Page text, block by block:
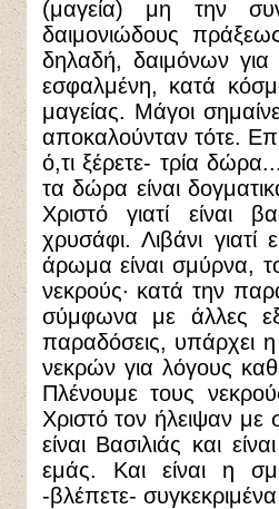
(μαγεία) μη την
δαιμονιώδους
δηλαδή, δαιμόνων
εσφαλμένη, κατά
μαγείας. Μάγοι
αποκαλούνταν τότε.
ό,τι ξέρετε- τρία
τα δώρα είναι
Χριστό γιατί είναι
χρυσάφι. Λιβάνι
άρωμα είναι σμύρνα,
νεκρούς· κατά την
σύμφωνα με άλλες
παραδόσεις, υπάρχει
νεκρών για λόγους
Πλένουμε τους
Χριστό τον ήλειψαν
είναι Βασιλιάς και
εμάς. Και είναι η
-βλέπετε-